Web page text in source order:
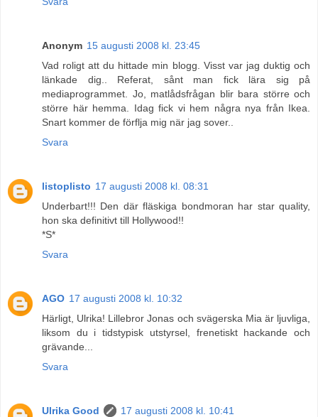
Anonym 15 augusti 2008 kl. 23:45
Vad roligt att du hittade min blogg. Visst var jag duktig och
länkade dig.. Referat, sånt man fick lära sig på
mediaprogrammet. Jo, matlådsfrågan blir bara större och
större här hemma. Idag fick vi hem några nya från Ikea.
Snart kommer de förflja mig när jag sover..
Svara
listoplisto 17 augusti 2008 kl. 08:31
Underbart!!! Den där fläskiga bondmoran har star quality,
hon ska definitivt till Hollywood!!
*S*
Svara
AGO 17 augusti 2008 kl. 10:32
Härligt, Ulrika! Lillebror Jonas och svägerska Mia är ljuvliga,
liksom du i tidstypisk utstyrsel, frenetiskt hackande och
grävande...
Svara
Ulrika Good
17 augusti 2008 kl. 10:41